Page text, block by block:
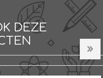
DEZE